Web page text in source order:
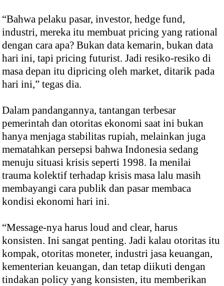
“Bahwa pelaku pasar, investor, hedge fund,
industri, mereka itu membuat pricing yang rational
dengan cara apa? Bukan data kemarin, bukan data
hari ini, tapi pricing futurist. Jadi resiko-resiko di
masa depan itu dipricing oleh market, ditarik pada
hari ini,” tegas dia.
Dalam pandangannya, tantangan terbesar
pemerintah dan otoritas ekonomi saat ini bukan
hanya menjaga stabilitas rupiah, melainkan juga
mematahkan persepsi bahwa Indonesia sedang
menuju situasi krisis seperti 1998. Ia menilai
trauma kolektif terhadap krisis masa lalu masih
membayangi cara publik dan pasar membaca
kondisi ekonomi hari ini.
“Message-nya harus loud and clear, harus
konsisten. Ini sangat penting. Jadi kalau otoritas itu
kompak, otoritas moneter, industri jasa keuangan,
kementerian keuangan, dan tetap diikuti dengan
tindakan policy yang konsisten, itu memberikan